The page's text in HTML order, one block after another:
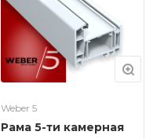
Weber 5
Рама 5-ти камерная